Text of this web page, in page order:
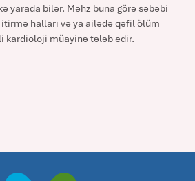
yarada bilər. Məhz buna görə səbəbi
halları və ya ailədə qəfil ölüm
kardioloji müayinə tələb edir.